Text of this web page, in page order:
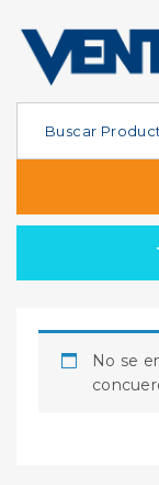
No se